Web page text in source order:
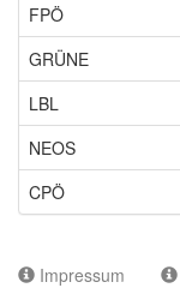
FPÖ
GRÜNE
LBL
NEOS
CPÖ
Impressum